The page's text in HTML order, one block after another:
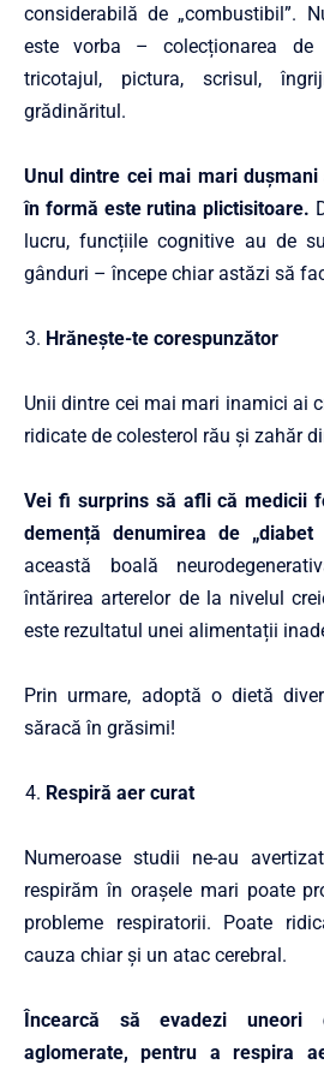
considerabilă de „combustibil”.
este vorba – colecționarea de
tricotajul, pictura, scrisul,
grădinăritul.
Unul dintre cei mai mari
în formă este rutina plictisitoare.
lucru, funcțiile cognitive au de
gânduri – începe chiar astăzi să
Hrănește-te corespunzător
Unii dintre cei mai mari inamici ai
ridicate de colesterol rău și zahăr
Vei fi surprins să afli că medicii
demență denumirea de
această boală
întărirea arterelor de la nivelul
este rezultatul unei alimentații
Prin urmare, adoptă o dietă
săracă în grăsimi!
Respiră aer curat
Numeroase studii ne-au
respirăm în orașele mari poate
probleme respiratorii. Poate
cauza chiar și un atac cerebral.
Încearcă să evadezi uneori
aglomerate, pentru a respira